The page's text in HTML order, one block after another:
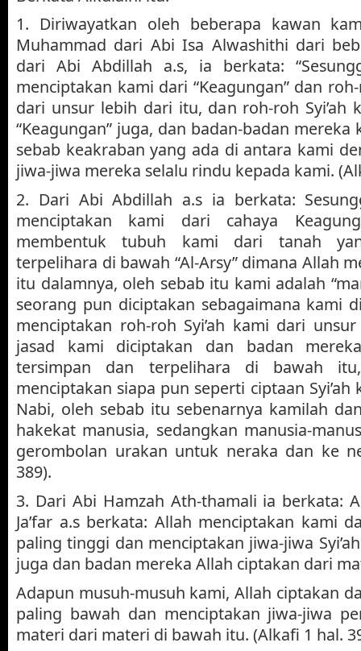
1. Diriwayatkan oleh beberapa kawan
Muhammad dari Abi Isa Alwashithi dari
dari Abi Abdillah a.s, ia berkata:
menciptakan kami dari “Keagungan” dan
dari unsur lebih dari itu, dan roh-roh Syi’ah
“Keagungan” juga, dan badan-badan
sebab keakraban yang ada di antara kami
jiwa-jiwa mereka selalu rindu kepada kami.
2. Dari Abi Abdillah a.s ia berkata:
menciptakan kami dari cahaya
membentuk tubuh kami dari tanah
terpelihara di bawah “Al-Arsy” dimana Allah
itu dalamnya, oleh sebab itu kami adalah
seorang pun diciptakan sebagaimana kami
menciptakan roh-roh Syi’ah kami dari
jasad kami diciptakan dan badan
tersimpan dan terpelihara di bawah
menciptakan siapa pun seperti ciptaan
Nabi, oleh sebab itu sebenarnya kamilah
hakekat manusia, sedangkan manusia-
gerombolan urakan untuk neraka dan ke
389).
3. Dari Abi Hamzah Ath-thamali ia berkata:
Ja’far a.s berkata: Allah menciptakan kami
paling tinggi dan menciptakan jiwa-jiwa
juga dan badan mereka Allah ciptakan dari
Adapun musuh-musuh kami, Allah ciptakan
paling bawah dan menciptakan jiwa-jiwa
materi dari materi di bawah itu. (Alkafi 1 hal.